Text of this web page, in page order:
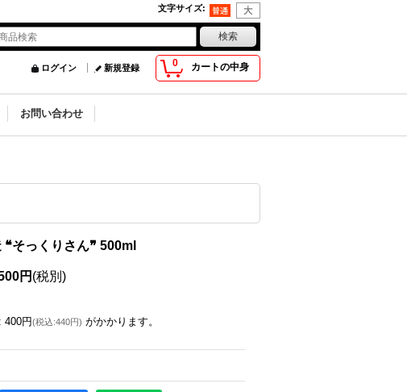
文字サイズ:
0 カートの中身
ログイン 新規登録
お問い合わせ
❝そっくりさん❞ 500ml
円 (税別)
: 400円(税込:440円) がかかります。